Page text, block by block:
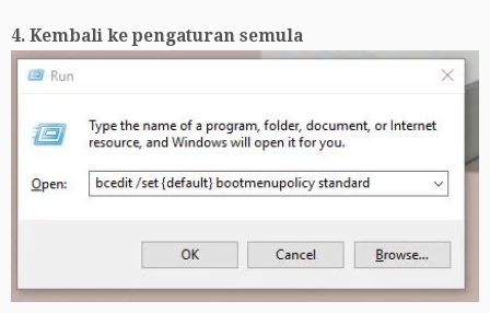
4. Kembali ke pengaturan semula